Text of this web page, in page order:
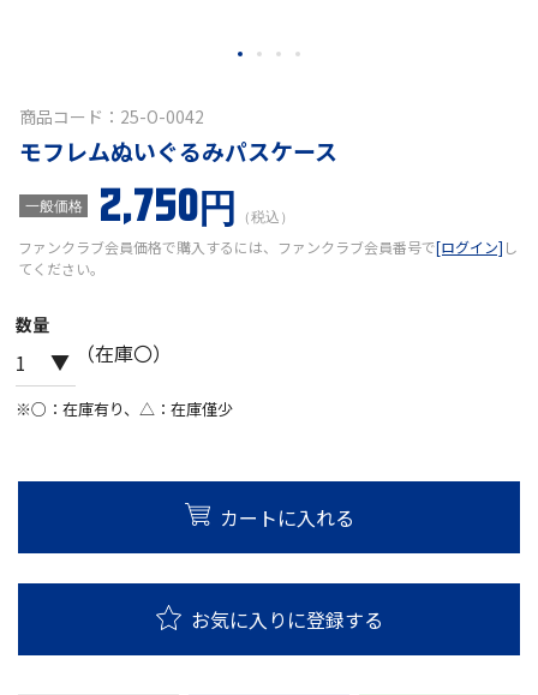
商品コード：25-O-0042
モフレムぬいぐるみパスケース
一般価格 2,750円 （税込）
ファンクラブ会員価格で購入するには、ファンクラブ会員番号で[ログイン] し
てください。
数量
（在庫〇）
※○：在庫有り、△：在庫僅少
カートに入れる
お気に入りに登録する